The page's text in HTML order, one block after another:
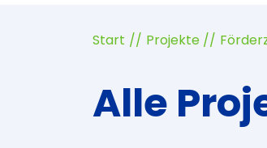
Start Projekte
Alle